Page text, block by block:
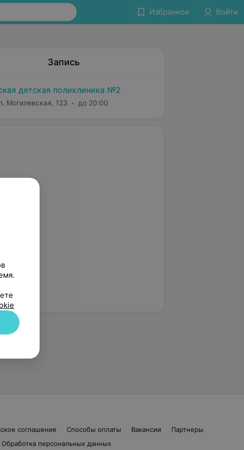
Избранное Войти
Запись
детская поликлиника №2
Могилевская, 123 до 20:00
соглашение Способы оплаты Вакансии
Партнеры
Обработка персональных данных